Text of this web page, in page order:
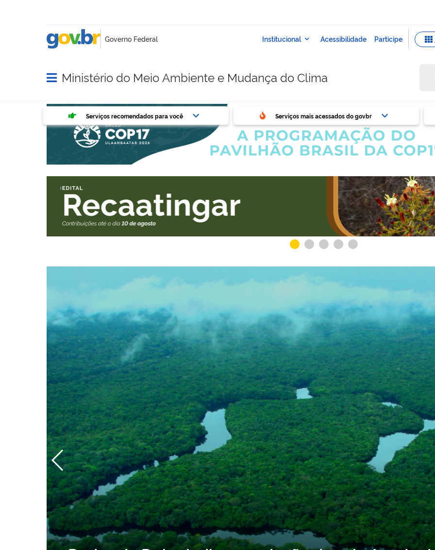
Abrir menu principal de navegação
Ministério do Meio Ambiente e Mudança do Clima
Serviços mais acessados do govbr